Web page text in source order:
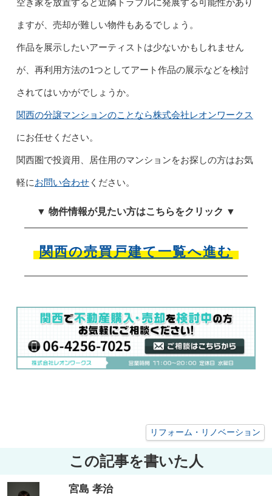
ますが、売却が難しい物件もあるでしょう。
作品を展示したいアーティストは少ないかもしれません
が、再利用方法の1つとしてアート作品の展示などを検討
されてはいかがでしょうか。
関西の分譲マンションのことなら株式会社レオンワークス
にお任せください。
関西圏で投資用、居住用のマンションをお探しの方はお気
軽にお問い合わせください。
▼ 物件情報が見たい方はこちらをクリック ▼
関西の売買戸建て一覧へ進む
リフォーム・リノベーション
この記事を書いた人
宮島 孝治